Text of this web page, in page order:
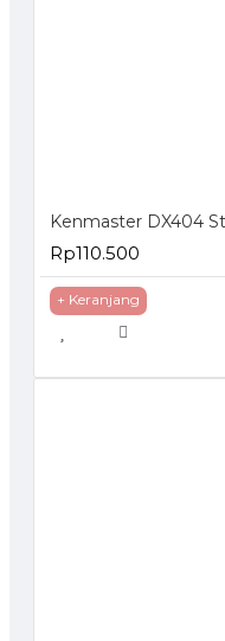
Rp110.500
+ Keranjang